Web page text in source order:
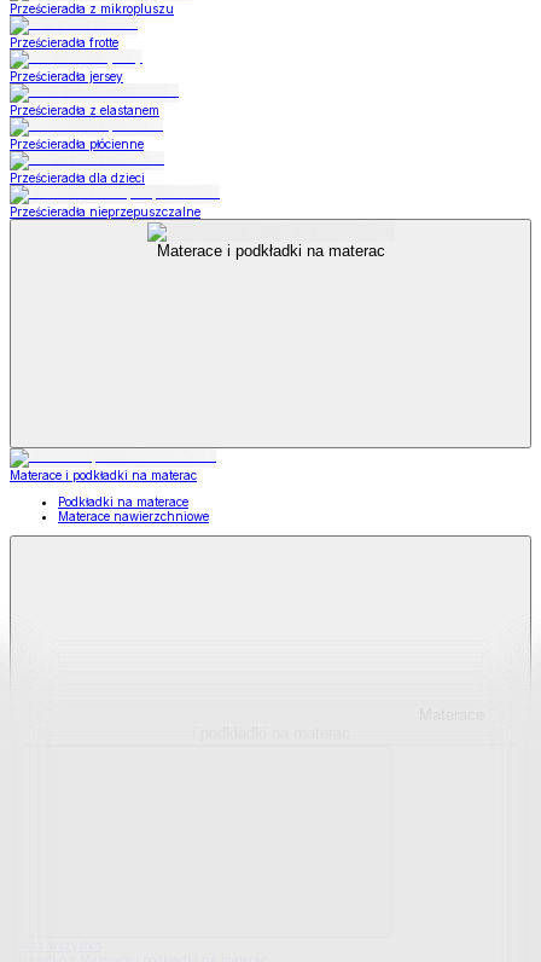
Prześcieradła z mikropluszu
Prześcieradła frotte
Prześcieradła jersey
Prześcieradła z elastanem
Prześcieradła płócienne
Prześcieradła dla dzieci
Prześcieradła nieprzepuszczalne
Materace i podkładki na materac
Materace i podkładki na materac
Podkładki na materace
Materace nawierzchniowe